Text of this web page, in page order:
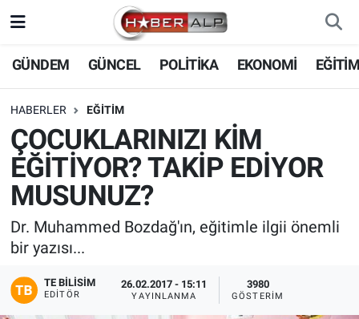
GÜNDEM GÜNCEL POLİTİKA EKONOMİ
HABERLER EĞİTİM
ÇOCUKLARINIZI KİM
EĞİTİYOR? TAKİP EDİYOR
MUSUNUZ?
Dr. Muhammed Bozdağ'ın, eğitimle ilgii önemli
bir yazısı...
TE BILISIM
EDITÖR
26.02.2017 - 15:11
YAYINLANMA
3980
GÖSTERIM
Nöbetçi Eczaneler
Hava Durumu
Trafik Durumu
Süper Lig Puan Durumu ve Fikstür
Tüm Manşetler